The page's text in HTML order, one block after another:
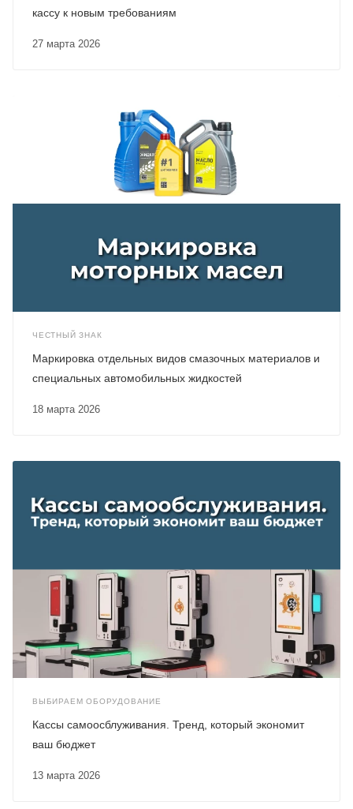
27 марта 2026
кассу к новым требованиям
ЧЕСТНЫЙ ЗНАК
18 марта 2026
Маркировка отдельных видов смазочных материалов и
специальных автомобильных жидкостей
ВЫБИРАЕМ ОБОРУДОВАНИЕ
13 марта 2026
Кассы самоосблуживания. Тренд, который экономит
ваш бюджет